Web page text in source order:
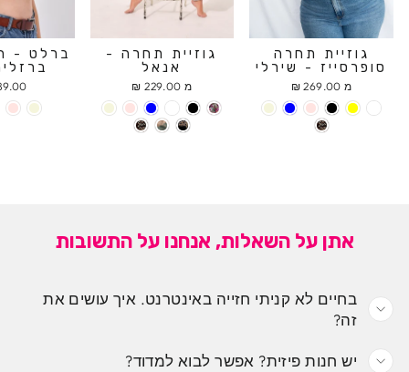
גוזיית תחרה
סופרסייז - שירלי
מ 269.00 ₪
גוזיית תחרה -
אנאל
מ 229.00 ₪
ברלט -
₪
אתן על השאלות, אנחנו על התשובות
בחיים לא קניתי חזייה באינטרנט. איך עושים את
זה?
יש חנות פיזית? אפשר לבוא למדוד?